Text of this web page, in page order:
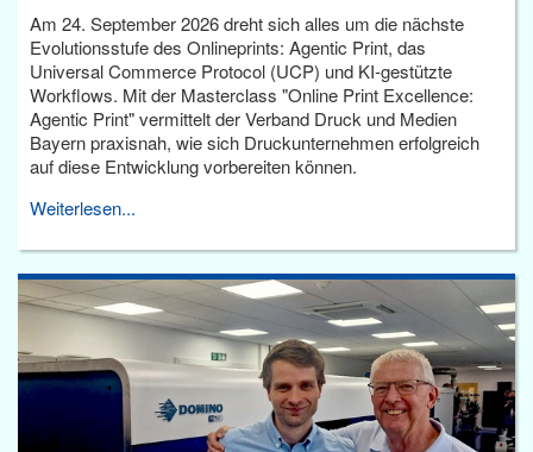
Am 24. September 2026 dreht sich alles um die nächste
Evolutionsstufe des Onlineprints: Agentic Print, das
Universal Commerce Protocol (UCP) und KI-gestützte
Workflows. Mit der Masterclass "Online Print Excellence:
Agentic Print" vermittelt der Verband Druck und Medien
Bayern praxisnah, wie sich Druckunternehmen erfolgreich
auf diese Entwicklung vorbereiten können.
Weiterlesen...